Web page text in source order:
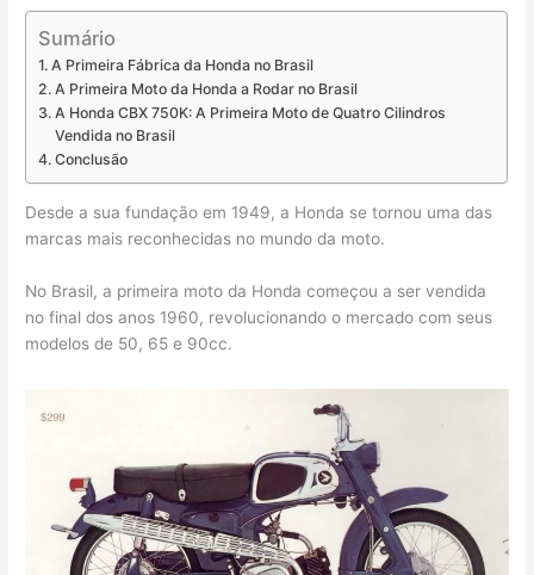
Sumário
A Primeira Fábrica da Honda no Brasil
A Primeira Moto da Honda a Rodar no Brasil
A Honda CBX 750K: A Primeira Moto de Quatro Cilindros
Vendida no Brasil
Conclusão
Desde a sua fundação em 1949, a Honda se tornou uma das
marcas mais reconhecidas no mundo da moto.
No Brasil, a primeira moto da Honda começou a ser vendida
no final dos anos 1960, revolucionando o mercado com seus
modelos de 50, 65 e 90cc.